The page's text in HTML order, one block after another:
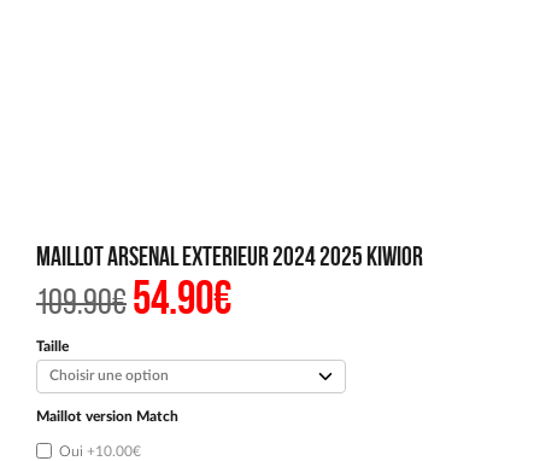
Maillot Arsenal Exterieur 2024 2025 Kiwior
109.90€Le
prix
était :
109.90€.
54.90€Le
prix
est :
54.90€.
Taille
Maillot version Match
Oui +10.00€